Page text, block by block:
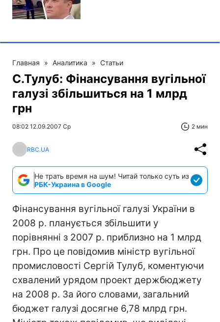
Главная » Аналитика » Статьи
С.Тулуб: Фінансування вугільної
галузі збільшиться на 1 млрд
грн
08:02 12.09.2007 Ср 2 мин
RBC.UA
Не трать время на шум! Читай только суть из
РБК-Украина в Google
Фінансування вугільної галузі України в
2008 р. планується збільшити у
порівнянні з 2007 р. приблизно на 1 млрд
грн. Про це повідомив міністр вугільної
промисловості Сергій Тулуб, коментуючи
схвалений урядом проект держбюджету
на 2008 р. За його словами, загальний
бюджет галузі досягне 6,78 млрд грн.